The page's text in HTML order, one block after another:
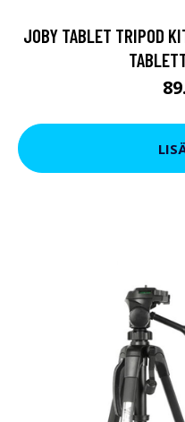
JOBY TABLET TRIPOD